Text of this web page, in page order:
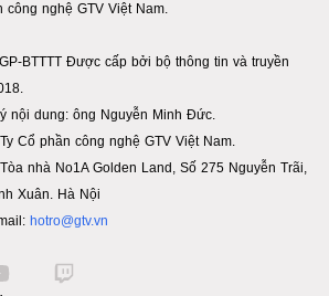
nghệ GTV Việt Nam.
BTTTT Được cấp bởi bộ thông tin và truyền
nội dung: ông Nguyễn Minh Đức.
Cổ phần công nghệ GTV Việt Nam.
nhà No1A Golden Land, Số 275 Nguyễn Trãi,
Xuân. Hà Nội
hotro@gtv.vn